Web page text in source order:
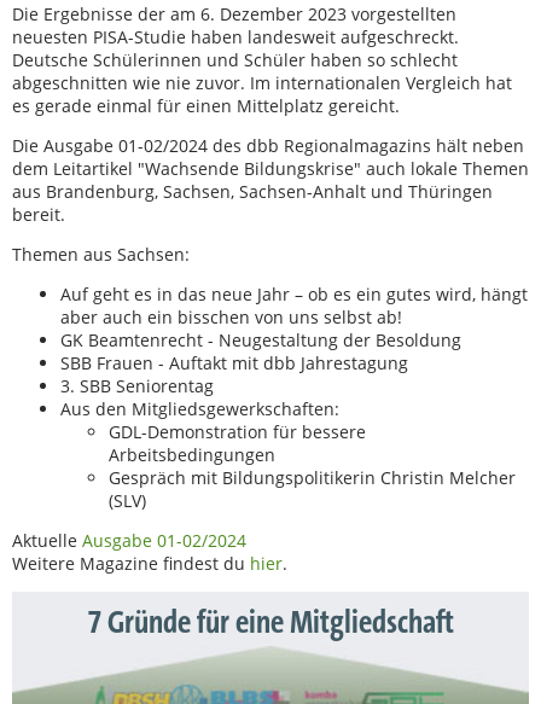
Die Ergebnisse der am 6. Dezember 2023 vorgestellten
neuesten PISA-Studie haben landesweit aufgeschreckt.
Deutsche Schülerinnen und Schüler haben so schlecht
abgeschnitten wie nie zuvor. Im internationalen Vergleich hat
es gerade einmal für einen Mittelplatz gereicht.
Die Ausgabe 01-02/2024 des dbb Regionalmagazins hält neben
dem Leitartikel "Wachsende Bildungskrise" auch lokale Themen
aus Brandenburg, Sachsen, Sachsen-Anhalt und Thüringen
bereit.
Themen aus Sachsen:
Auf geht es in das neue Jahr – ob es ein gutes wird, hängt
aber auch ein bisschen von uns selbst ab!
GK Beamtenrecht - Neugestaltung der Besoldung
SBB Frauen - Auftakt mit dbb Jahrestagung
3. SBB Seniorentag
Aus den Mitgliedsgewerkschaften:
GDL-Demonstration für bessere
Arbeitsbedingungen
Gespräch mit Bildungspolitikerin Christin Melcher
(SLV)
Aktuelle Ausgabe 01-02/2024
Weitere Magazine findest du hier.
7 Gründe für eine Mitgliedschaft